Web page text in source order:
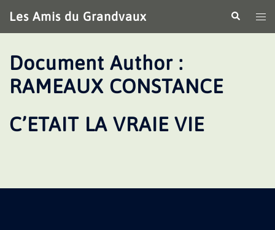
au
contenu
Les Amis du Grandvaux
le
Document Author :
RAMEAUX CONSTANCE
C’ETAIT LA VRAIE VIE